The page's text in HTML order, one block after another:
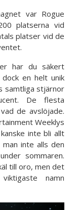
var Rogue
platserna vid
platser vid de
har du säkert
en helt unik
samtliga stjärnor
De flesta
de avslöjade.
Weeklys
inte bli allt
inte alls den
sommaren.
till oro, men det
namn